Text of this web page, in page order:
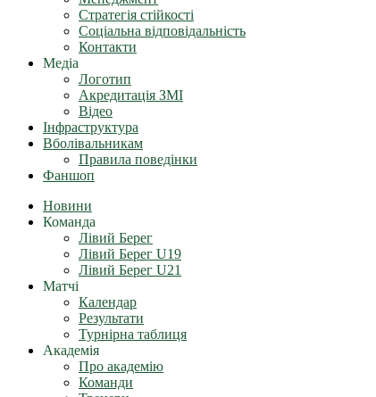
Стратегія стійкості
Соціальна відповідальність
Контакти
Медіа
Логотип
Акредитація ЗМІ
Відео
Інфраструктура
Вболівальникам
Правила поведінки
Фаншоп
Новини
Команда
Лівий Берег
Лівий Берег U19
Лівий Берег U21
Матчі
Календар
Результати
Турнірна таблиця
Академія
Про академію
Команди